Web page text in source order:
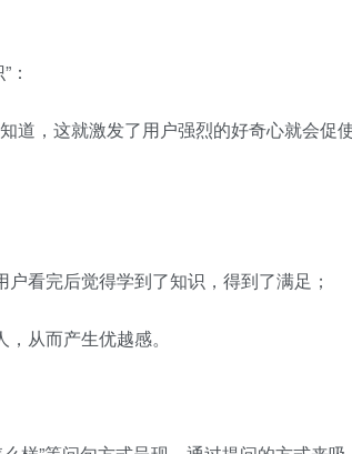
道，这就激发了用户强烈的好奇心就会促
看完后觉得学到了知识，得到了满足；
从而产生优越感。